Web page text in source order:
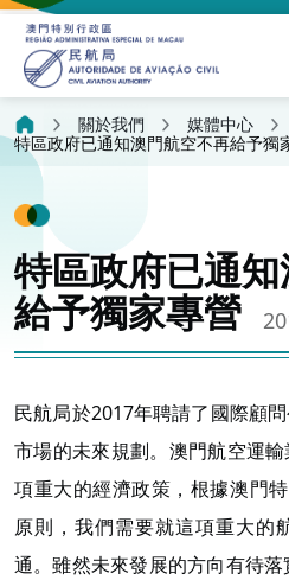
關於我們 媒體中心
特區政府已通知澳門航空不再給予獨
特區政府已通
給予獨家專營
民航局於2017年聘請了國際顧
市場的未來規劃。澳門航空運
項重大的經濟政策，根據澳門
原則，我們需要就這項重大的
通。雖然未來發展的方向有待